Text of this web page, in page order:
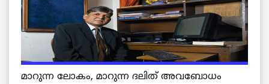
മാറുന്ന ലോകം, മാറുന്ന ദലിത് അവബോധം